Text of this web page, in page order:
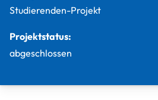
Studierenden-Projekt
Projektstatus:
abgeschlossen